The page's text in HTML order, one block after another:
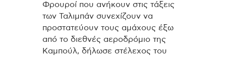
Φρουροί που ανήκουν στις τάξεις
των Ταλιμπάν συνεχίζουν να
προστατεύουν τους αμάχους έξω
από το διεθνές αεροδρόμιο της
Καμπούλ, δήλωσε στέλεχος του